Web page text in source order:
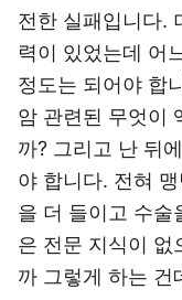
전한 실패입니다.
력이 있었는데 어
정도는 되어야 합
암 관련된 무엇이
까? 그리고 난 뒤
야 합니다. 전혀
을 더 들이고 수술
은 전문 지식이 없
까 그렇게 하는 건